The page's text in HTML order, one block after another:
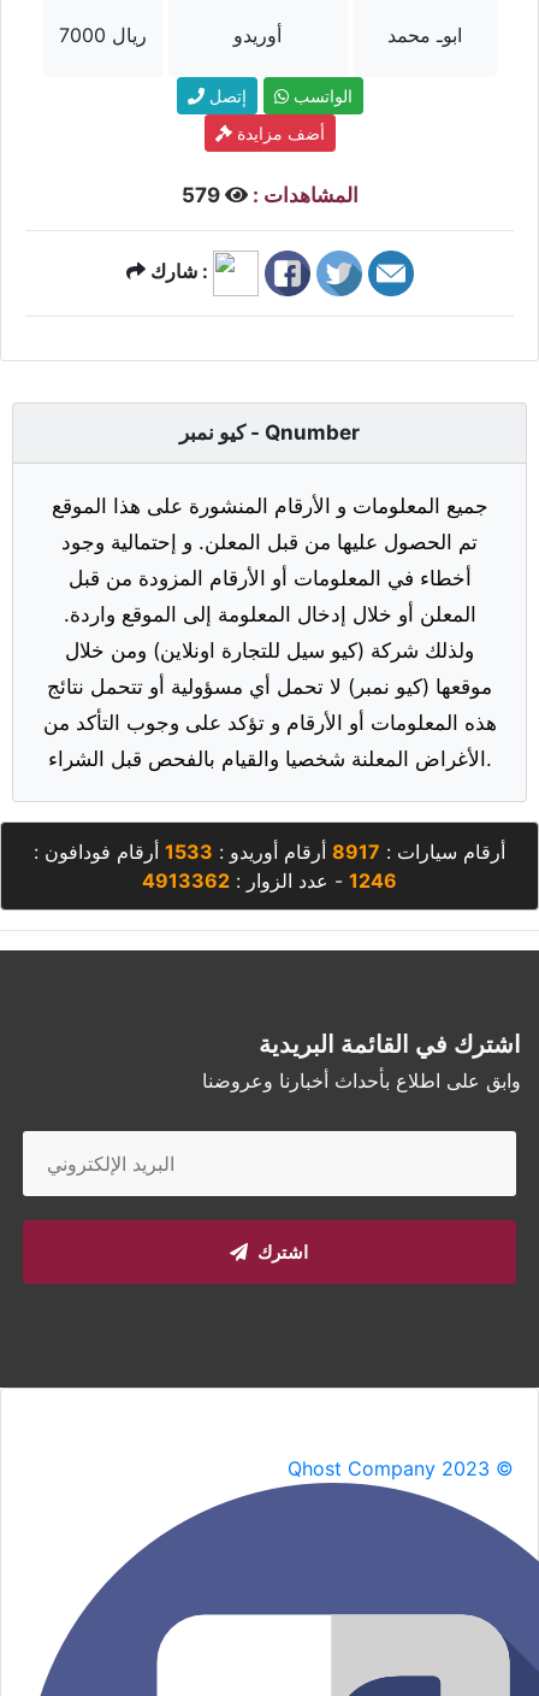
7000 ريال
أوريدو
ابوـ محمد
إتصل
الواتسب
أضف مزايدة
المشاهدات : 579
شارك :
كيو نمبر - Qnumber
جميع المعلومات و الأرقام المنشورة على هذا الموقع
تم الحصول عليها من قبل المعلن. و إحتمالية وجود
أخطاء في المعلومات أو الأرقام المزودة من قبل
المعلن أو خلال إدخال المعلومة إلى الموقع واردة.
ولذلك شركة (كيو سيل للتجارة اونلاين) ومن خلال
موقعها (كيو نمبر) لا تحمل أي مسؤولية أو تتحمل نتائج
هذه المعلومات أو الأرقام و تؤكد على وجوب التأكد من
الأغراض المعلنة شخصيا والقيام بالفحص قبل الشراء.
أرقام سيارات : 8917 أرقام أوريدو : 1533 أرقام فودافون :
1246 - عدد الزوار : 4913362
اشترك في القائمة البريدية
وابق على اطلاع بأحداث أخبارنا وعروضنا
اشترك
Qhost Company 2023 ©